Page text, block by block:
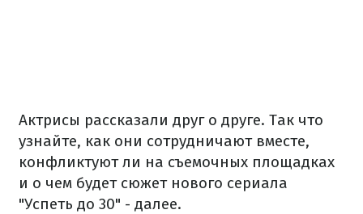
Актрисы рассказали друг о друге. Так что
узнайте, как они сотрудничают вместе,
конфликтуют ли на съемочных площадках
и о чем будет сюжет нового сериала
"Успеть до 30" - далее.